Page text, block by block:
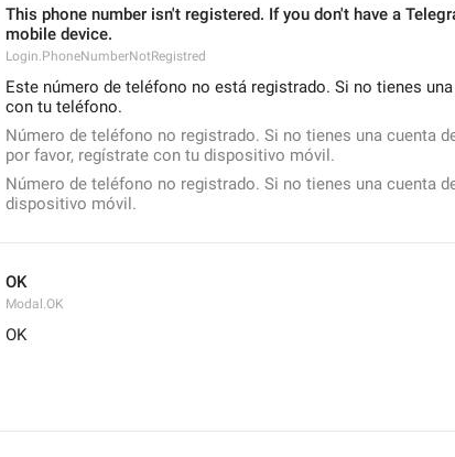
This phone number isn't registered. If you don't have a
mobile device.
Login.PhoneNumberNotRegistred
Este número de teléfono no está registrado. Si no tienes
con tu teléfono.
Número de teléfono no registrado. Si no tienes una cuenta
por favor, regístrate con tu dispositivo móvil.
Número de teléfono no registrado. Si no tienes una cuenta
dispositivo móvil.
OK
Modal.OK
OK